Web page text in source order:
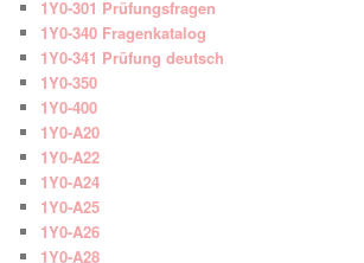
1Y0-301 Prüfungsfragen
1Y0-340 Fragenkatalog
1Y0-341 Prüfung deutsch
1Y0-350
1Y0-400
1Y0-A20
1Y0-A22
1Y0-A24
1Y0-A25
1Y0-A26
1Y0-A28